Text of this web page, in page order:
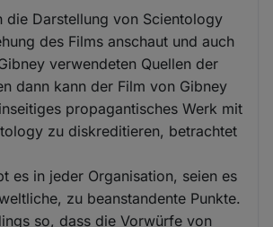
die Darstellung von Scientology
des Films anschaut und auch
verwendeten Quellen der
dann kann der Film von Gibney
propagantisches Werk mit
zu diskreditieren, betrachtet
es in jeder Organisation, seien es
zu beanstandente Punkte.
so, dass die Vorwürfe von